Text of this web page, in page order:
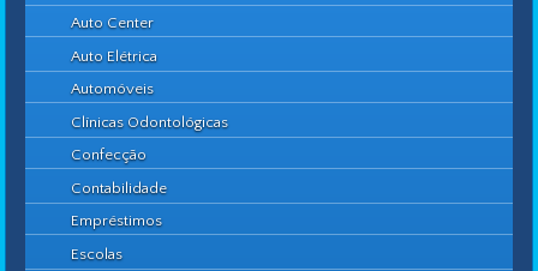
Auto Center
Auto Elétrica
Automóveis
Clínicas Odontológicas
Confecção
Contabilidade
Empréstimos
Escolas